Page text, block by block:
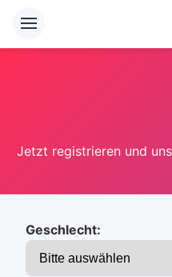
Jetzt registrieren und
Geschlecht: